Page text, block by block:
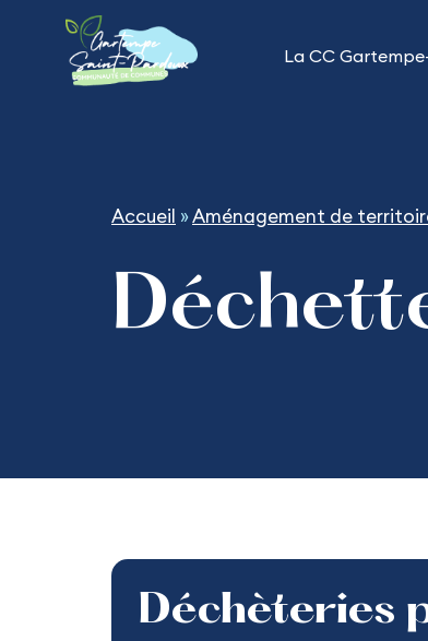
contenu
La CC
Accueil »Aménagement de
Déchèteries